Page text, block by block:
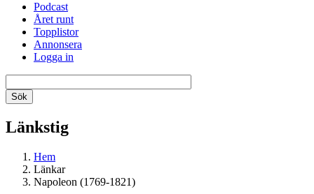
Podcast
Året runt
Topplistor
Annonsera
Logga in
Länkstig
Hem
Länkar
Napoleon (1769-1821)